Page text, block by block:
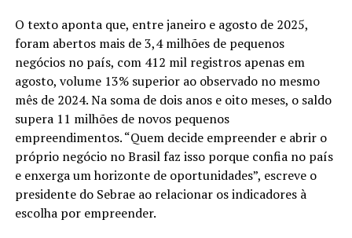
O texto aponta que, entre janeiro e agosto de 2025,
foram abertos mais de 3,4 milhões de pequenos
negócios no país, com 412 mil registros apenas em
agosto, volume 13% superior ao observado no mesmo
mês de 2024. Na soma de dois anos e oito meses, o saldo
supera 11 milhões de novos pequenos
empreendimentos. “Quem decide empreender e abrir o
próprio negócio no Brasil faz isso porque confia no país
e enxerga um horizonte de oportunidades”, escreve o
presidente do Sebrae ao relacionar os indicadores à
escolha por empreender.